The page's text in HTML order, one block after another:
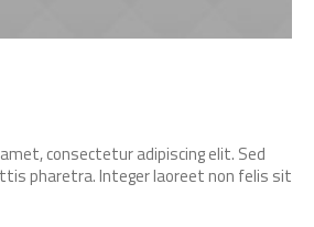
consectetur adipiscing elit. Sed
pharetra. Integer laoreet non felis sit